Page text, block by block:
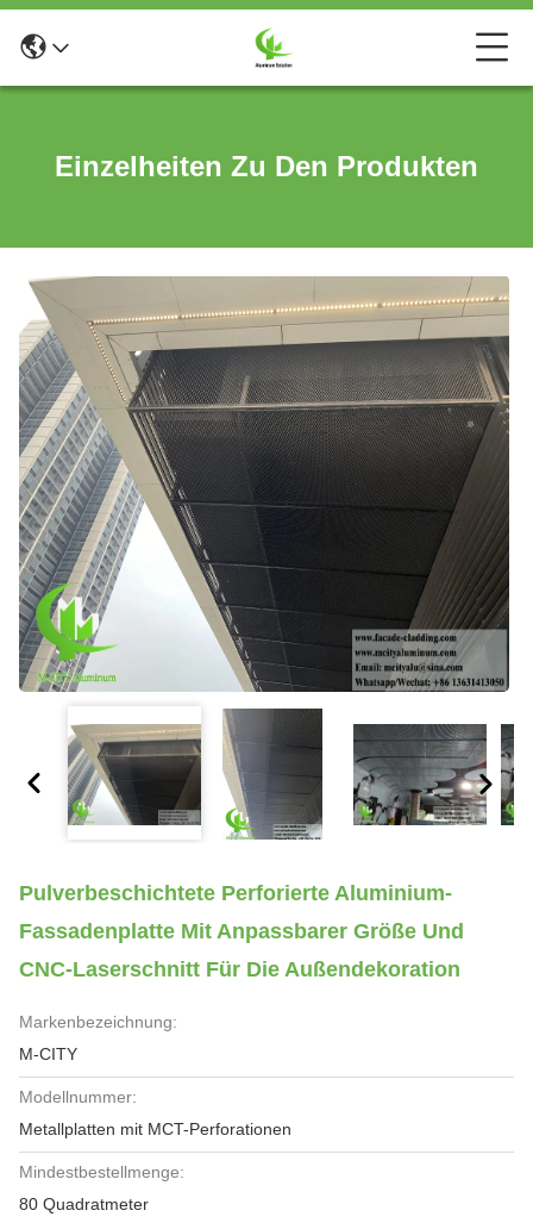
Einzelheiten Zu Den Produkten
Pulverbeschichtete Perforierte Aluminium-
Fassadenplatte Mit Anpassbarer Größe Und
CNC-Laserschnitt Für Die Außendekoration
Markenbezeichnung:
M-CITY
Modellnummer:
Metallplatten mit MCT-Perforationen
Mindestbestellmenge:
80 Quadratmeter